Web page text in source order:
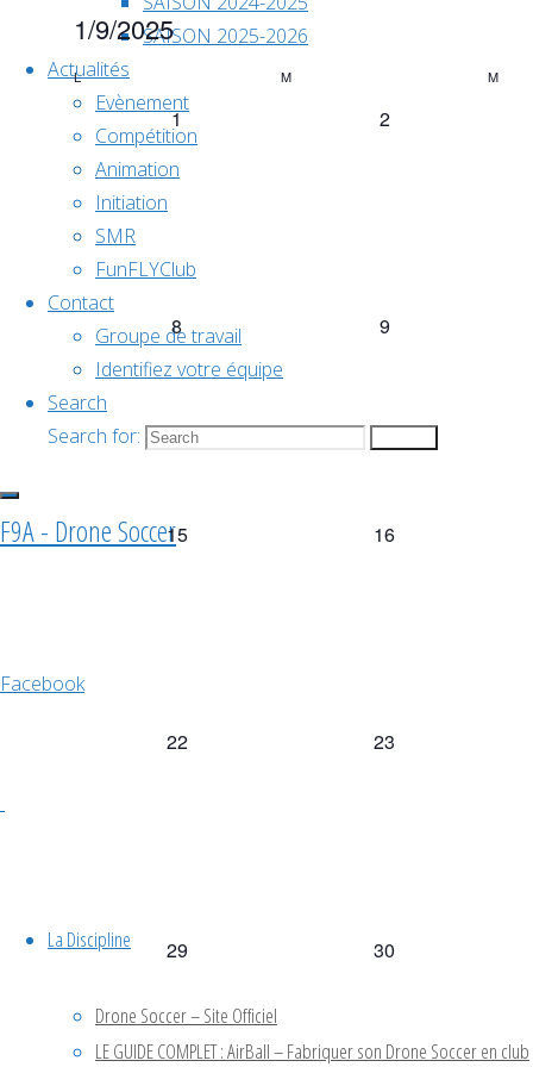
SAISON 2025-2026
Actualités
Evènement
Compétition
Animation
Initiation
SMR
FunFLYClub
Contact
Groupe de travail
Identifiez votre équipe
Search
Search for:
F9A - Drone Soccer
Facebook
La Discipline
Drone Soccer – Site Officiel
LE GUIDE COMPLET : AirBall – Fabriquer son Drone Soccer en club
1/9/2025
Sélectionnez
une
date.
Calendrier
de
Évènements
L M M
0
évènement,
1
0
2
0
évènement,
8
0
9
0
15
0
16
0
22
0
23
0
29
0
30